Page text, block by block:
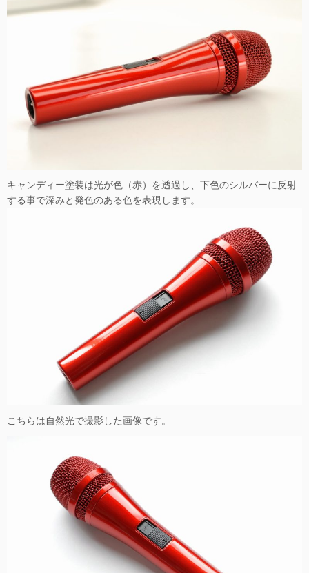
キャンディー塗装は光が色（赤）を透過し、下色のシルバーに反射
する事で深みと発色のある色を表現します。
こちらは自然光で撮影した画像です。